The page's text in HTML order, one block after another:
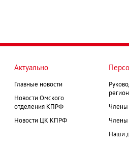
Актуально
Главные новости
Новости Омского
отделения КПРФ
Новости ЦК КПРФ
Члены
Наши